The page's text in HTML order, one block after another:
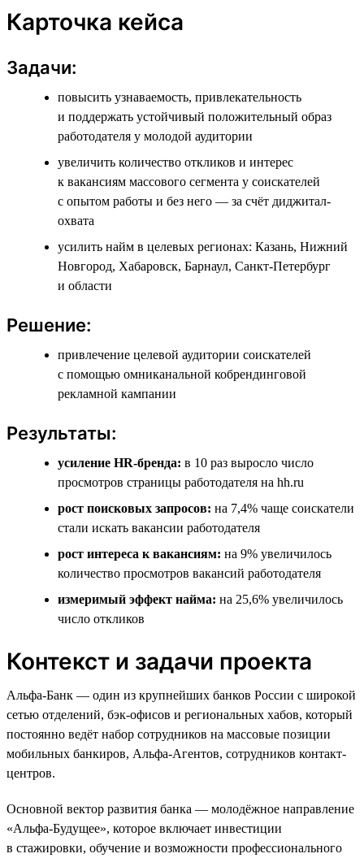
Карточка кейса
Задачи:
повысить узнаваемость, привлекательность
и поддержать устойчивый положительный образ
работодателя у молодой аудитории
увеличить количество откликов и интерес
к вакансиям массового сегмента у соискателей
с опытом работы и без него — за счёт диджитал-
охвата
усилить найм в целевых регионах: Казань, Нижний
Новгород, Хабаровск, Барнаул, Санкт-Петербург
и области
Решение:
привлечение целевой аудитории соискателей
с помощью омниканальной кобрендинговой
рекламной кампании
Результаты:
усиление HR-бренда: в 10 раз выросло число
просмотров страницы работодателя на hh.ru
рост поисковых запросов: на 7,4% чаще соискатели
стали искать вакансии работодателя
рост интереса к вакансиям: на 9% увеличилось
количество просмотров вакансий работодателя
измеримый эффект найма: на 25,6% увеличилось
число откликов
Контекст и задачи проекта
Альфа-Банк — один из крупнейших банков России с широкой
сетью отделений, бэк-офисов и региональных хабов, который
постоянно ведёт набор сотрудников на массовые позиции
мобильных банкиров, Альфа-Агентов, сотрудников контакт-
центров.
Основной вектор развития банка — молодёжное направление
«Альфа-Будущее», которое включает инвестиции
в стажировки, обучение и возможности профессионального